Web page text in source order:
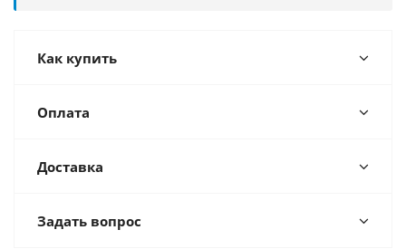
Как купить
Оплата
Доставка
Задать вопрос